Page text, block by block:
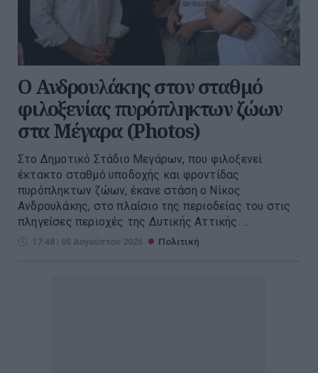
Ο Ανδρουλάκης στον σταθμό
φιλοξενίας πυρόπληκτων ζώων
στα Μέγαρα (Photos)
Στο Δημοτικό Στάδιο Μεγάρων, που φιλοξενεί
έκτακτο σταθμό υποδοχής και φροντίδας
πυρόπληκτων ζώων, έκανε στάση ο Νίκος
Ανδρουλάκης, στο πλαίσιο της περιοδείας του στις
πληγείσες περιοχές της Δυτικής Αττικής. ...
17:48 | 05 Αυγούστου 2026 Πολιτική